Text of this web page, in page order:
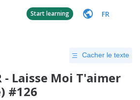
Start learning FR
Cacher le texte
- Laisse Moi T'aimer
#126